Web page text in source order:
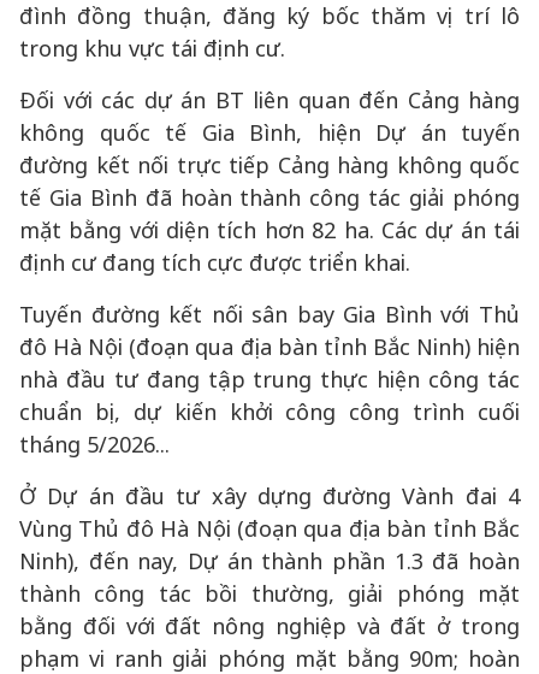
đình đồng thuận, đăng ký bốc thăm vị trí lô
trong khu vực tái định cư.
Đối với các dự án BT liên quan đến Cảng hàng
không quốc tế Gia Bình, hiện Dự án tuyến
đường kết nối trực tiếp Cảng hàng không quốc
tế Gia Bình đã hoàn thành công tác giải phóng
mặt bằng với diện tích hơn 82 ha. Các dự án tái
định cư đang tích cực được triển khai.
Tuyến đường kết nối sân bay Gia Bình với Thủ
đô Hà Nội (đoạn qua địa bàn tỉnh Bắc Ninh) hiện
nhà đầu tư đang tập trung thực hiện công tác
chuẩn bị, dự kiến khởi công công trình cuối
tháng 5/2026...
Ở Dự án đầu tư xây dựng đường Vành đai 4
Vùng Thủ đô Hà Nội (đoạn qua địa bàn tỉnh Bắc
Ninh), đến nay, Dự án thành phần 1.3 đã hoàn
thành công tác bồi thường, giải phóng mặt
bằng đối với đất nông nghiệp và đất ở trong
phạm vi ranh giải phóng mặt bằng 90m; hoàn